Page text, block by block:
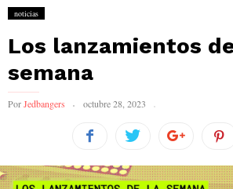
noticias
Los lanzamientos
semana
PorJedbangers octubre 28, 2023